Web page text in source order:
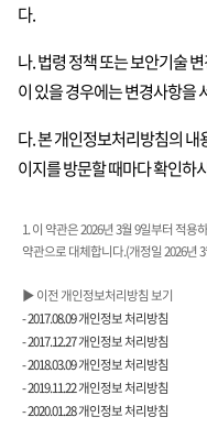
다.
나. 법령 정책 또는 보안기술
이 있을 경우에는 변경사항을
다. 본 개인정보처리방침의
이지를 방문할 때마다 확인하
1. 이 약관은 2026년 3월 9일부터 적용
약관으로 대체합니다.(개정일 2026년
▶ 이전 개인정보처리방침 보기
- 2017.08.09 개인정보 처리방침
- 2017.12.27 개인정보 처리방침
- 2018.03.09 개인정보 처리방침
- 2019.11.22 개인정보 처리방침
- 2020.01.28 개인정보 처리방침